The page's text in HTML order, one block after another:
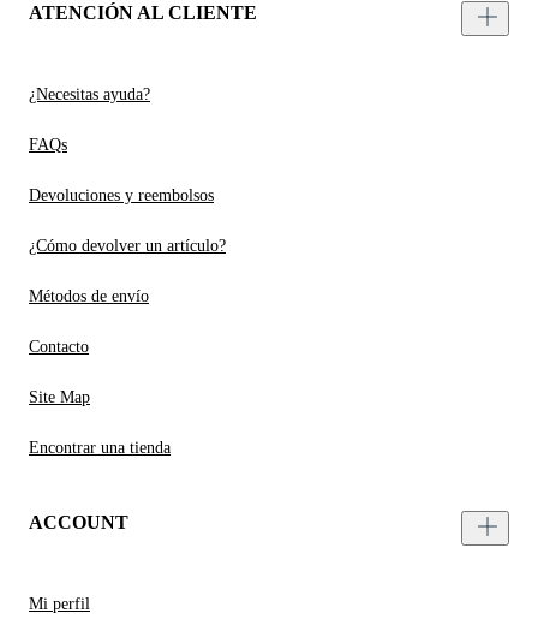
ATENCIÓN AL CLIENTE
¿Necesitas ayuda?
FAQs
Devoluciones y reembolsos
¿Cómo devolver un artículo?
Métodos de envío
Contacto
Site Map
Encontrar una tienda
ACCOUNT
Mi perfil